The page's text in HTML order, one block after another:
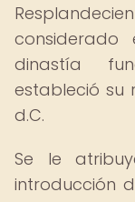
dinastía
estableció su
d.C.
Se le
introducción